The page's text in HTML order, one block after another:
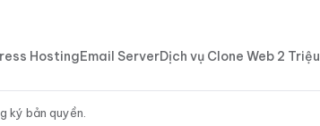
HostingEmail ServerDịch vụ Clone Web 2 Triệu
ký bản quyền.